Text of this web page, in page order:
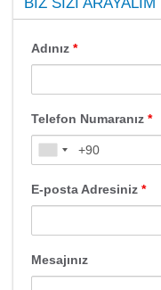
Adınız *
Telefon Numaranız *
E-posta Adresiniz *
Mesajınız